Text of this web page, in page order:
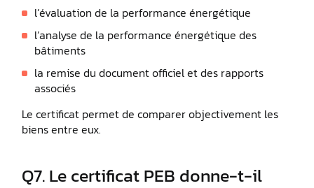
l’évaluation de la performance énergétique
l’analyse de la performance énergétique des
bâtiments
la remise du document officiel et des rapports
associés
Le certificat permet de comparer objectivement les
biens entre eux.
Q7. Le certificat PEB donne-t-il